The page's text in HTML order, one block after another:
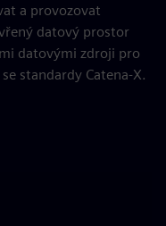
a provozovat
datový prostor
datovými zdroji pro
standardy Catena-X.